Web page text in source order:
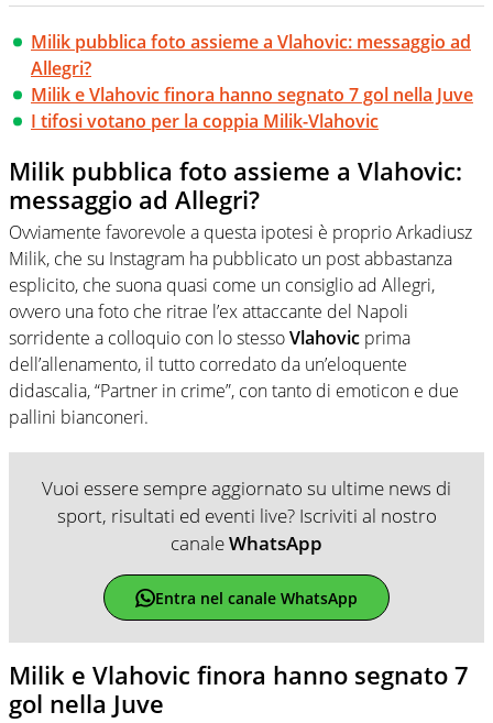
Milik pubblica foto assieme a Vlahovic: messaggio ad
Allegri?
Milik e Vlahovic finora hanno segnato 7 gol nella Juve
I tifosi votano per la coppia Milik-Vlahovic
Milik pubblica foto assieme a Vlahovic:
messaggio ad Allegri?
Ovviamente favorevole a questa ipotesi è proprio Arkadiusz
Milik, che su Instagram ha pubblicato un post abbastanza
esplicito, che suona quasi come un consiglio ad Allegri,
ovvero una foto che ritrae l’ex attaccante del Napoli
sorridente a colloquio con lo stessoVlahovic prima
dell’allenamento, il tutto corredato da un’eloquente
didascalia, “Partner in crime”, con tanto di emoticon e due
pallini bianconeri.
Vuoi essere sempre aggiornato su ultime news di
sport, risultati ed eventi live? Iscriviti al nostro
canaleWhatsApp
Entra nel canale WhatsApp
Milik e Vlahovic finora hanno segnato 7
gol nella Juve